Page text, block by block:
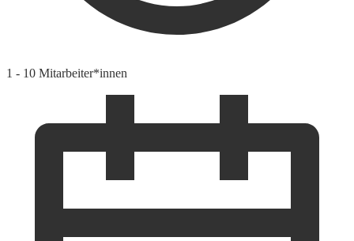
1 - 10 Mitarbeiter*innen